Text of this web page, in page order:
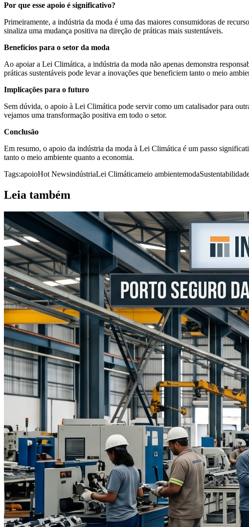
Por que esse apoio é significativo?
Primeiramente, a indústria da moda é uma das maiores consumidoras de
sinaliza uma mudança positiva na direção de práticas mais sustentáveis.
Benefícios para o setor da moda
Ao apoiar a Lei Climática, a indústria da moda não apenas demonstra
práticas sustentáveis pode levar a inovações que beneficiem tanto o meio
Implicações para o futuro
Sem dúvida, o apoio à Lei Climática pode servir como um catalisador para
vejamos uma transformação positiva em todo o setor.
Conclusão
Em resumo, o apoio da indústria da moda à Lei Climática é um passo
tanto o meio ambiente quanto a economia.
Tags:apoioHot NewsindústriaLei Climáticameio ambientemoda
Leia também